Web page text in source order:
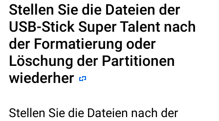
Stellen Sie die Dateien der
USB-Stick Super Talent nach
der Formatierung oder
Löschung der Partitionen
wiederher
Stellen Sie die Dateien nach der